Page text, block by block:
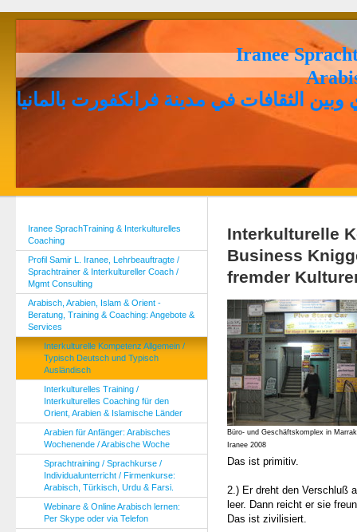
Iranee
الثقافات في مدينة فرانكفورت بالمانيا
Iranee SprachTraining & Interkulturelles
Coaching
Profil Samir L. Iranee, Lehrbeauftragte /
Sprachtrainer & Interkultureller Coach /
Mgmt Consulting
Arabisch, Arabien, Islam & Orient -
Beratung, Training & Coaching: Angebote &
Services
Interkulturelle Kompetenz Allgemein /
Typisch Deutsch und Typisch
Ausländisch
Interkulturelles Training /
Interkulturelles Coaching für den
Orient, Arabien & Islamische Länder
Arabien für Anfänger: Arabisches
Wochenende / Arabische Woche
Sprachtraining / Sprachkurse /
Individualunterricht / Firmenkurse:
Arabisch, Türkisch, Urdu & Farsi.
Webinare & Online Arabisch lernen:
Per Skype oder via Telefon
Interkulturelle
Business
fremder
Büro- und Geschäftskomplex in
Iranee 2008
Das ist primitiv.
2.) Er dreht den Verschluß
leer. Dann reicht er sie
Das ist zivilisiert.